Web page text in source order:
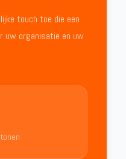
touch toe die een
uw organisatie en uw